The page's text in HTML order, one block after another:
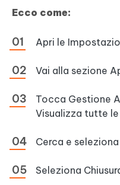
Ecco come:
Apri le
Vai alla sezione
Tocca Gestione
Visualizza tutte le
Cerca e
Seleziona